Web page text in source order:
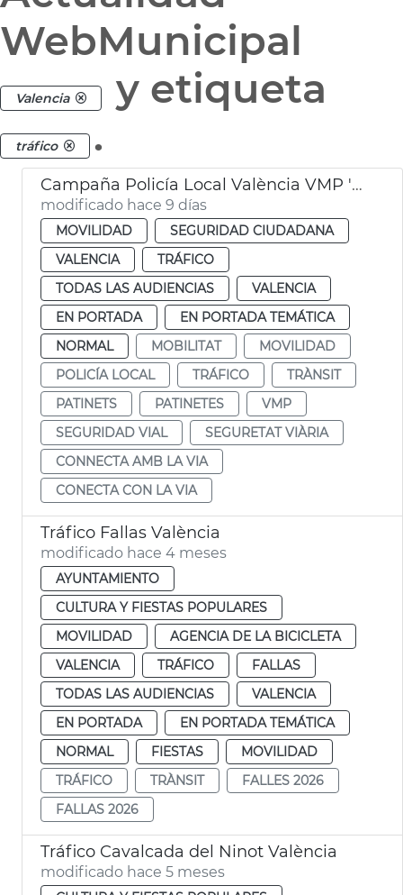
WebMunicipal
Valencia y etiqueta
tráfico .
Campaña Policía Local València VMP 'Conecta con la vía'
modificado hace 9 días
MOVILIDAD
SEGURIDAD CIUDADANA
VALENCIA
TRÁFICO
TODAS LAS AUDIENCIAS
VALENCIA
EN PORTADA
EN PORTADA TEMÁTICA
NORMAL
MOBILITAT
MOVILIDAD
POLICÍA LOCAL
TRÁFICO
TRÀNSIT
PATINETS
PATINETES
VMP
SEGURIDAD VIAL
SEGURETAT VIÀRIA
CONNECTA AMB LA VIA
CONECTA CON LA VIA
Tráfico Fallas València
modificado hace 4 meses
AYUNTAMIENTO
CULTURA Y FIESTAS POPULARES
MOVILIDAD
AGENCIA DE LA BICICLETA
VALENCIA
TRÁFICO
FALLAS
TODAS LAS AUDIENCIAS
VALENCIA
EN PORTADA
EN PORTADA TEMÁTICA
NORMAL
FIESTAS
MOVILIDAD
TRÁFICO
TRÀNSIT
FALLES 2026
FALLAS 2026
Tráfico Cavalcada del Ninot València
modificado hace 5 meses